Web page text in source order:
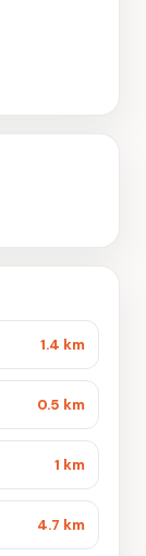
1.4 km
0.5 km
1 km
4.7 km